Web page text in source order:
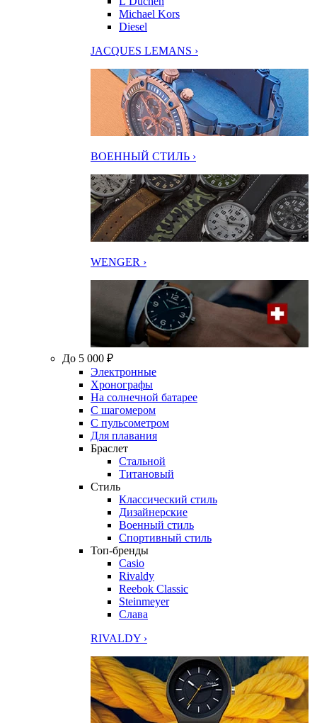
Michael Kors
Diesel
JACQUES LEMANS ›
ВОЕННЫЙ СТИЛЬ ›
WENGER ›
До 5 000 ₽
Электронные
Хронографы
На солнечной батарее
С шагомером
С пульсометром
Для плавания
Браслет
Стальной
Титановый
Стиль
Классический стиль
Дизайнерские
Военный стиль
Спортивный стиль
Топ-бренды
Casio
Rivaldy
Reebok Classic
Steinmeyer
Слава
RIVALDY ›